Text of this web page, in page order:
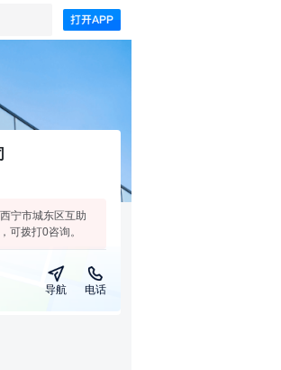
宁市城东区互助
可拨打0咨询。
导航 电话